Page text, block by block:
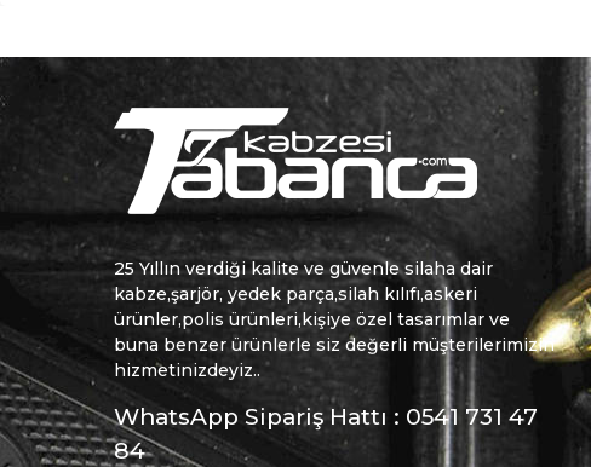
25 Yıllın verdiği kalite ve güvenle silaha dair
kabze,şarjör, yedek parça,silah kılıfı,askeri
ürünler,polis ürünleri,kişiye özel tasarımlar ve
buna benzer ürünlerle siz değerli müşterilerimizin
hizmetinizdeyiz..
WhatsApp Sipariş Hattı : 0541 731 47
84